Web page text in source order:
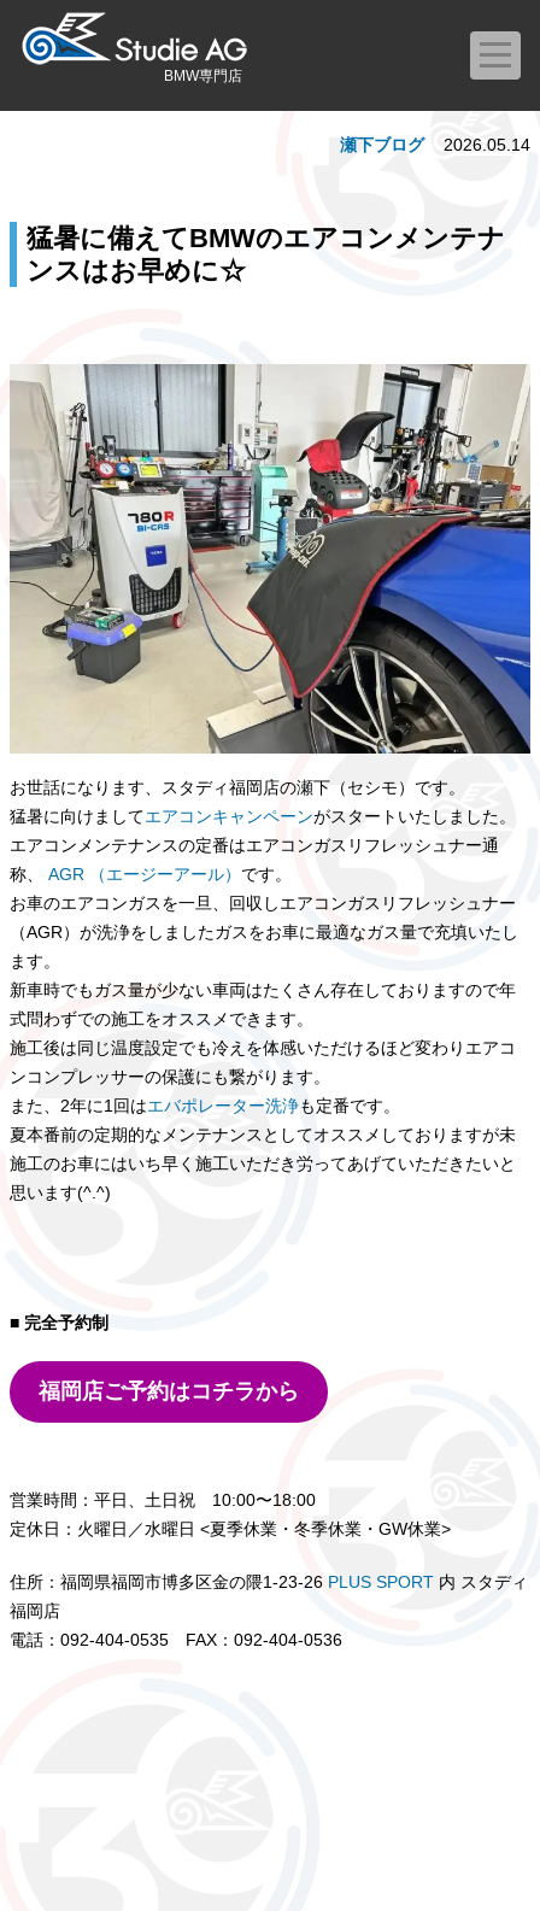
BMW専門店
猛暑に備えてBMWのエアコンメンテナ
ンスはお早めに☆
瀬下ブログ 2026.05.14
お世話になります、スタディ福岡店の瀬下（セシモ）です。
猛暑に向けましてエアコンキャンペーンがスタートいたしました。
エアコンメンテナンスの定番はエアコンガスリフレッシュナー通
称、 AGR （エージーアール） です。
お車のエアコンガスを一旦、回収しエアコンガスリフレッシュナー
（AGR）が洗浄をしましたガスをお車に最適なガス量で充填いたし
ます。
新車時でもガス量が少ない車両はたくさん存在しておりますので年
式問わずでの施工をオススメできます。
施工後は同じ温度設定でも冷えを体感いただけるほど変わりエアコ
ンコンプレッサーの保護にも繋がります。
また、2年に1回はエバポレーター洗浄も定番です。
夏本番前の定期的なメンテナンスとしてオススメしておりますが未
施工のお車にはいち早く施工いただき労ってあげていただきたいと
思います(^.^)
■ 完全予約制
福岡店ご予約はコチラから
営業時間：平日、土日祝 10:00〜18:00
定休日：火曜日／水曜日 <夏季休業・冬季休業・GW休業>
住所：福岡県福岡市博多区金の隈1-23-26 PLUS SPORT 内 スタディ
福岡店
電話：092-404-0535 FAX：092-404-0536